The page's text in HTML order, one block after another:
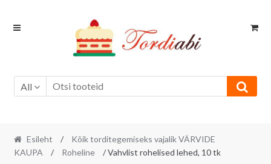
Skip
Skip
All
Esileht /
Kõik torditegemiseks vajalik VÄRVIDE
KAUPA
/ Roheline / Vahvlist rohelised lehed, 10 tk